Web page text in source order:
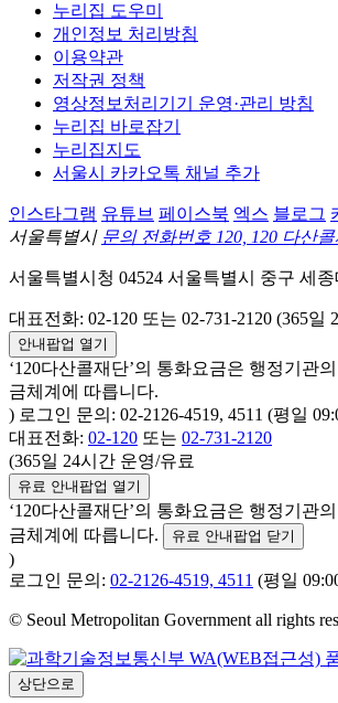
누리집 도우미
개인정보 처리방침
이용약관
저작권 정책
영상정보처리기기 운영·관리 방침
누리집 바로잡기
누리집지도
서울시 카카오톡 채널 추가
인스타그램 유튜브 페이스북 엑스 블로그
서울특별시 문의 전화번호 120, 120 다산
서울특별시청 04524 서울특별시 중구 세종
대표전화: 02-120 또는 02-731-2120 (365일
안내팝업 열기
‘120다산콜재단’의 통화요금은 행정기관
금체계에 따릅니다.
) 로그인 문의: 02-2126-4519, 4511 (평일
대표전화: 02-120 또는 02-731-2120
(365일 24시간 운영/유료
유료 안내팝업 열기
‘120다산콜재단’의 통화요금은 행정기관
금체계에 따릅니다.
유료 안내팝업 닫기
)
로그인 문의: 02-2126-4519, 4511 (평일
© Seoul Metropolitan Government all rights
상단으로